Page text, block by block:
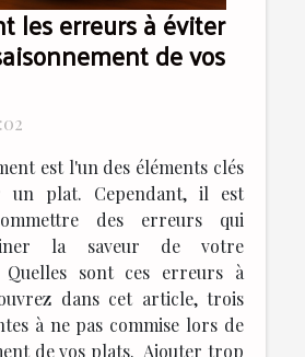
les erreurs à éviter
de vos
est l'un des éléments clés
un plat. Cependant, il est
des erreurs qui
la saveur de votre
Quelles sont ces erreurs à
dans cet article, trois
à ne pas commise lors de
de vos plats. Ajouter trop